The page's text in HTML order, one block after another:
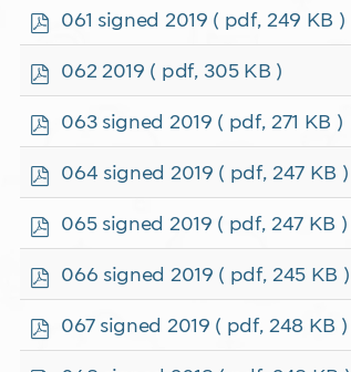
p
061 signed 2019 ( pdf, 249 KB )
p
062 2019 ( pdf, 305 KB )
p
063 signed 2019 ( pdf, 271 KB )
p
064 signed 2019 ( pdf, 247 KB )
p
065 signed 2019 ( pdf, 247 KB )
p
066 signed 2019 ( pdf, 245 KB )
p
067 signed 2019 ( pdf, 248 KB )